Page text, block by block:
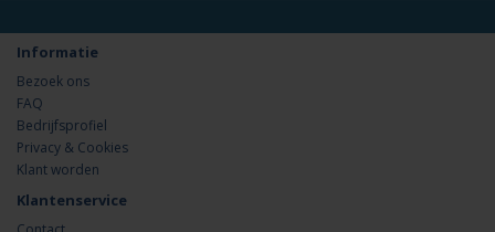
Informatie
Bezoek ons
FAQ
Bedrijfsprofiel
Privacy & Cookies
Klant worden
Klantenservice